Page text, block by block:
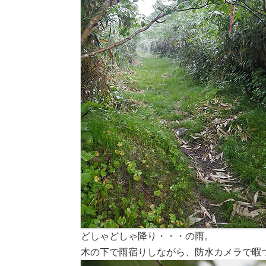
どしゃどしゃ降り・・・の雨。
木の下で雨宿りしながら、防水カメラで暇